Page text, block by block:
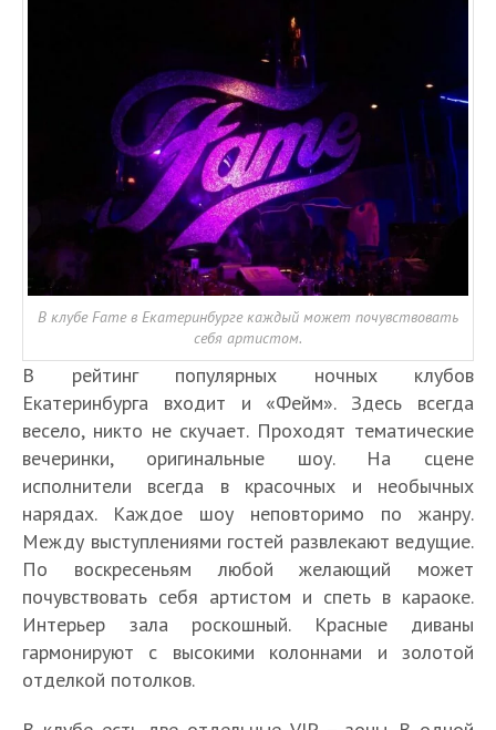
В клубе Fame в Екатеринбурге каждый может почувствовать
себя артистом.
В рейтинг популярных ночных клубов
Екатеринбурга входит и «Фейм». Здесь всегда
весело, никто не скучает. Проходят тематические
вечеринки, оригинальные шоу. На сцене
исполнители всегда в красочных и необычных
нарядах. Каждое шоу неповторимо по жанру.
Между выступлениями гостей развлекают ведущие.
По воскресеньям любой желающий может
почувствовать себя артистом и спеть в караоке.
Интерьер зала роскошный. Красные диваны
гармонируют с высокими колоннами и золотой
отделкой потолков.